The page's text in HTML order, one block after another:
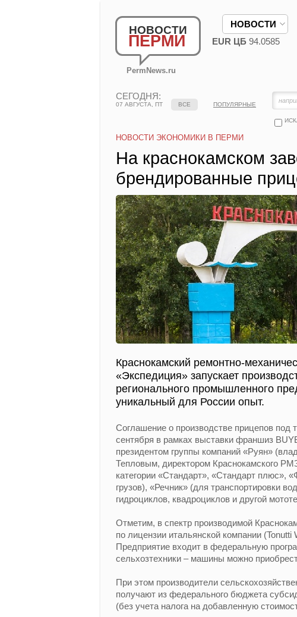
НОВОСТИ
ПЕРМИ
PermNews.ru
НОВОСТИ
EUR ЦБ 94.0585
СЕГОДНЯ:
07 АВГУСТА, ПТ ВСЕ ПОПУЛЯРНЫЕ
НОВОСТИ ЭКОНОМИКИ В ПЕРМИ
На краснокамском
брендированные
Краснокамский ремонтно-
«Экспедиция» запускает
регионального промышленного
уникальный для России опыт.
Соглашение о производстве прицепов под
сентября в рамках выставки франшиз
президентом группы компаний «Руян»
Тепловым, директором Краснокамского
категории «Стандарт», «Стандарт плюс»,
грузов), «Речник» (для транспортировки
гидроциклов, квадроциклов и другой
Отметим, в спектр производимой
по лицензии итальянской компании
Предприятие входит в федеральную
сельхозтехники – машины можно
При этом производители
получают из федерального бюджета
(без учета налога на добавленную